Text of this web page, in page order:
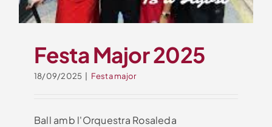
Festa Major 2025
18/09/2025 Festa major
Ball amb l'Orquestra Rosaleda